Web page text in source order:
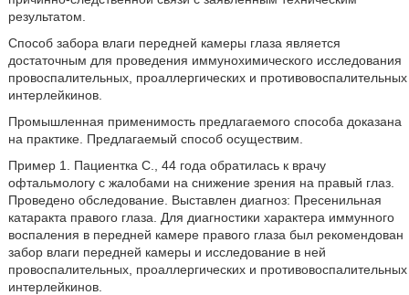
результатом.
Способ забора влаги передней камеры глаза является
достаточным для проведения иммунохимического исследования
провоспалительных, проаллергических и противовоспалительных
интерлейкинов.
Промышленная применимость предлагаемого способа доказана
на практике. Предлагаемый способ осуществим.
Пример 1. Пациентка С., 44 года обратилась к врачу
офтальмологу с жалобами на снижение зрения на правый глаз.
Проведено обследование. Выставлен диагноз: Пресенильная
катаракта правого глаза. Для диагностики характера иммунного
воспаления в передней камере правого глаза был рекомендован
забор влаги передней камеры и исследование в ней
провоспалительных, проаллергических и противовоспалительных
интерлейкинов.